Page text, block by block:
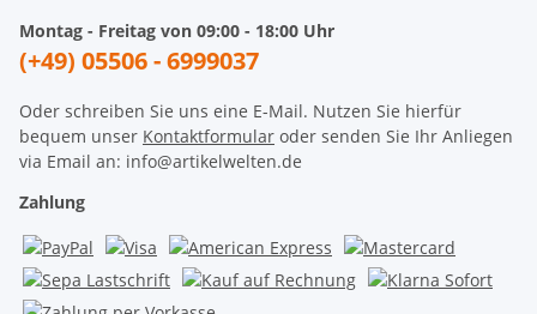
Montag - Freitag von 09:00 - 18:00 Uhr
(+49) 05506 - 6999037
Oder schreiben Sie uns eine E-Mail. Nutzen Sie hierfür
bequem unser Kontaktformular oder senden Sie Ihr Anliegen
via Email an: info@artikelwelten.de
Zahlung